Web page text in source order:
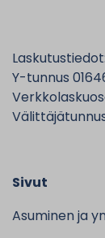
Laskutustiedot:
Y-tunnus
Sivut
Asuminen ja